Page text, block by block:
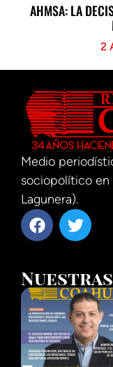
AHMSA: LA
2
Medio
sociopolítico en
Lagunera).